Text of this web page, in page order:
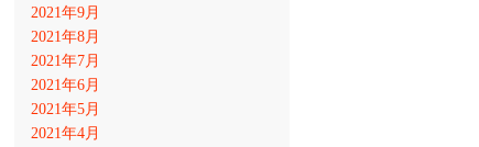
2021年9月
2021年8月
2021年7月
2021年6月
2021年5月
2021年4月